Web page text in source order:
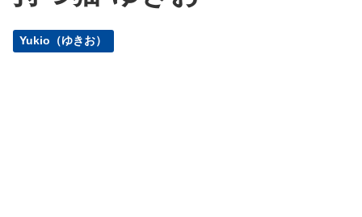
Yukio（ゆきお）